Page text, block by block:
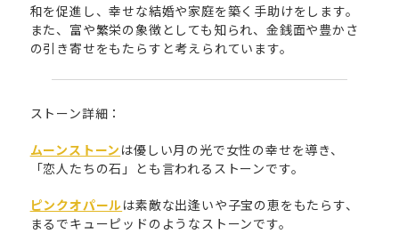
和を促進し、幸せな結婚や家庭を築く手助けをします。
また、富や繁栄の象徴としても知られ、金銭面や豊かさ
の引き寄せをもたらすと考えられています。
ストーン詳細：
ムーンストーン は優しい月の光で女性の幸せを導き、
「恋人たちの石」とも言われるストーンです。
ピンクオパールは素敵な出逢いや子宝の恵をもたらす、
まるでキューピッドのようなストーンです。